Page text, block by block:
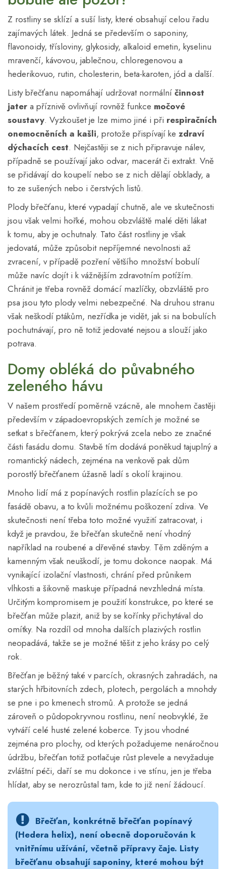
Z rostliny se sklízí a suší listy, které obsahují celou řadu
zajímavých látek. Jedná se především o saponiny,
flavonoidy, třísloviny, glykosidy, alkaloid emetin, kyselinu
mravenčí, kávovou, jablečnou, chloregenovou a
hederikovuo, rutin, cholesterin, beta-karoten, jód a další.
Listy břečťanu napomáhají udržovat normální činnost
jater a příznivě ovlivňují rovněž funkce močové
soustavy. Vyzkoušet je lze mimo jiné i při respiračních
onemocněních a kašli, protože přispívají ke zdraví
dýchacích cest. Nejčastěji se z nich připravuje nálev,
případně se používají jako odvar, macerát či extrakt. Vně
se přidávají do koupelí nebo se z nich dělají obklady, a
to ze sušených nebo i čerstvých listů.
Plody břečťanu, které vypadají chutně, ale ve skutečnosti
jsou však velmi hořké, mohou obzvláště malé děti lákat
k tomu, aby je ochutnaly. Tato část rostliny je však
jedovatá, může způsobit nepříjemné nevolnosti až
zvracení, v případě pozření většího množství bobulí
může navíc dojít i k vážnějším zdravotním potížím.
Chránit je třeba rovněž domácí mazlíčky, obzvláště pro
psa jsou tyto plody velmi nebezpečné. Na druhou stranu
však neškodí ptákům, nezřídka je vidět, jak si na bobulích
pochutnávají, pro ně totiž jedovaté nejsou a slouží jako
potrava.
Domy obléká do půvabného
zeleného hávu
V našem prostředí poměrně vzácně, ale mnohem častěji
především v západoevropských zemích je možné se
setkat s břečťanem, který pokrývá zcela nebo ze značné
části fasádu domu. Stavbě tím dodává poněkud tajuplný a
romantický nádech, zejména na venkově pak dům
porostlý břečťanem úžasně ladí s okolí krajinou.
Mnoho lidí má z popínavých rostlin plazících se po
fasádě obavu, a to kvůli možnému poškození zdiva. Ve
skutečnosti není třeba toto možné využití zatracovat, i
když je pravdou, že břečťan skutečně není vhodný
například na roubené a dřevěné stavby. Těm zděným a
kamenným však neuškodí, je tomu dokonce naopak. Má
vynikající izolační vlastnosti, chrání před průnikem
vlhkosti a šikovně maskuje případná nevzhledná místa.
Určitým kompromisem je použití konstrukce, po které se
břečťan může plazit, aniž by se kořínky přichytával do
omítky. Na rozdíl od mnoha dalších plazivých rostlin
neopadává, takže se je možné těšit z jeho krásy po celý
rok.
Břečťan je běžný také v parcích, okrasných zahradách, na
starých hřbitovních zdech, plotech, pergolách a mnohdy
se pne i po kmenech stromů. A protože se jedná
zároveň o půdopokryvnou rostlinu, není neobvyklé, že
vytváří celé husté zelené koberce. Ty jsou vhodné
zejména pro plochy, od kterých požadujeme nenáročnou
údržbu, břečťan totiž potlačuje růst plevele a nevyžaduje
zvláštní péči, daří se mu dokonce i ve stínu, jen je třeba
hlídat, aby se nerozrůstal tam, kde to již není žádoucí.
Břečťan, konkrétně břečťan popínavý
(Hedera helix), není obecně doporučován k
vnitřnímu užívání, včetně přípravy čaje. Listy
břečťanu obsahují saponiny, které mohou být